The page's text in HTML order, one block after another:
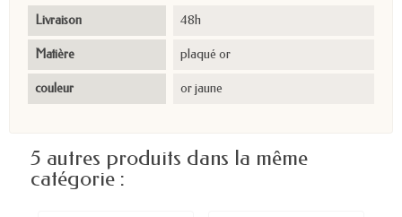
Livraison 48h
Matière plaqué or
couleur or jaune
5 autres produits dans la même
catégorie :